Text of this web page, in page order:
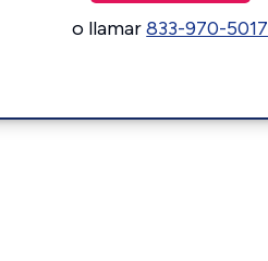
o llamar833-970-5017